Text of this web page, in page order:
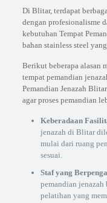
Di Blitar, terdapat
dengan profesionalisme
kebutuhan Tempat
bahan stainless steel
Berikut beberapa alasan
tempat pemandian
Pemandian Jenazah
agar proses pemandian
Keberadaan
jenazah di Blitar
mulai dari ruang
sesuai.
Staf yang
pemandian
pelatihan yang